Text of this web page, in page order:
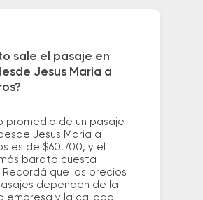
sale el pasaje en
Jesus Maria a
promedio de un pasaje
Jesus Maria a
es de $60.700, y el
barato cuesta
Recordá que los precios
dependen de la
empresa y la calidad